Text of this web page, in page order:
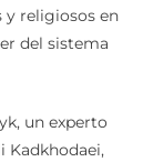
y religiosos en
del sistema
un experto
Kadkhodaei,